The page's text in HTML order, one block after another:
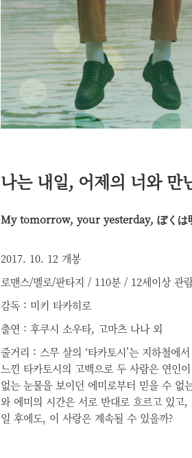
나는 내일, 어제의 너와 만
My tomorrow, your yesterday, ぼくは
2017. 10. 12 개봉
로맨스/멜로/판타지 / 110분 / 12세이상 관
감독 : 미키 타카히로
출연 : 후쿠시 소우타, 고마츠 나나 외
줄거리 : 스무 살의 ‘타카토시’는 지하철에
느낀 타카토시의 고백으로 두 사람은 연인
없는 눈물을 보이던 에미로부터 믿을 수 없
와 에미의 시간은 서로 반대로 흐르고 있
일 후에도, 이 사랑은 계속될 수 있을까?